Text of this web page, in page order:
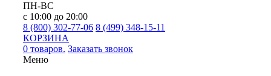
ПН-ВС
с 10:00 до 20:00
8 (800) 302-77-06 8 (499) 348-15-11
КОРЗИНА
0 товаров. Заказать звонок
Меню